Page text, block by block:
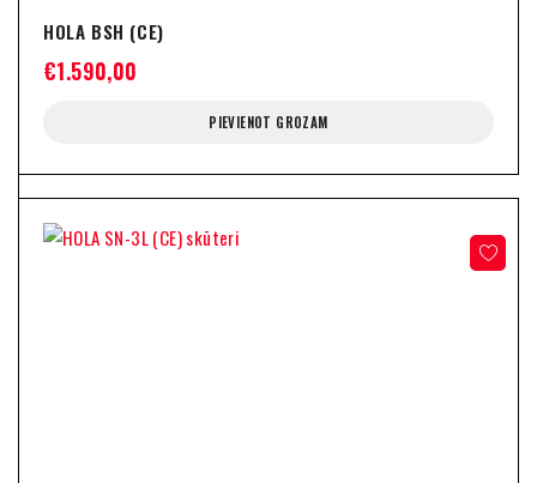
HOLA BSH (CE)
€1.590,00
PIEVIENOT GROZAM